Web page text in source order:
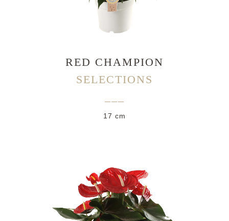
RED CHAMPION
SELECTIONS
17 cm